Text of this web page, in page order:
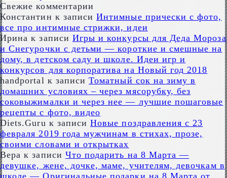
Свежие комментарии
Константин к записиИнтимные прически с фото,
все про интимные стрижки, идеи
Ирина к записи Игры и конкурсы для Деда Мороза
и Снегурочки с детьми — короткие и смешные на
дому, в детском саду и школе. Идеи игр и
конкурсов для корпоратива на Новый год 2018
handportal к записиТоматный сок на зиму в
домашних условиях – через мясорубку, без
соковыжималки и через нее — лучшие пошаговые
рецепты с фото, видео
Diets.Guru к записиНовые поздравления с 23
февраля 2019 года мужчинам в стихах, прозе,
своими словами и открытках
Вера к записи Что подарить на 8 Марта —
девушке, жене, дочке, маме, учителям, девочкам в